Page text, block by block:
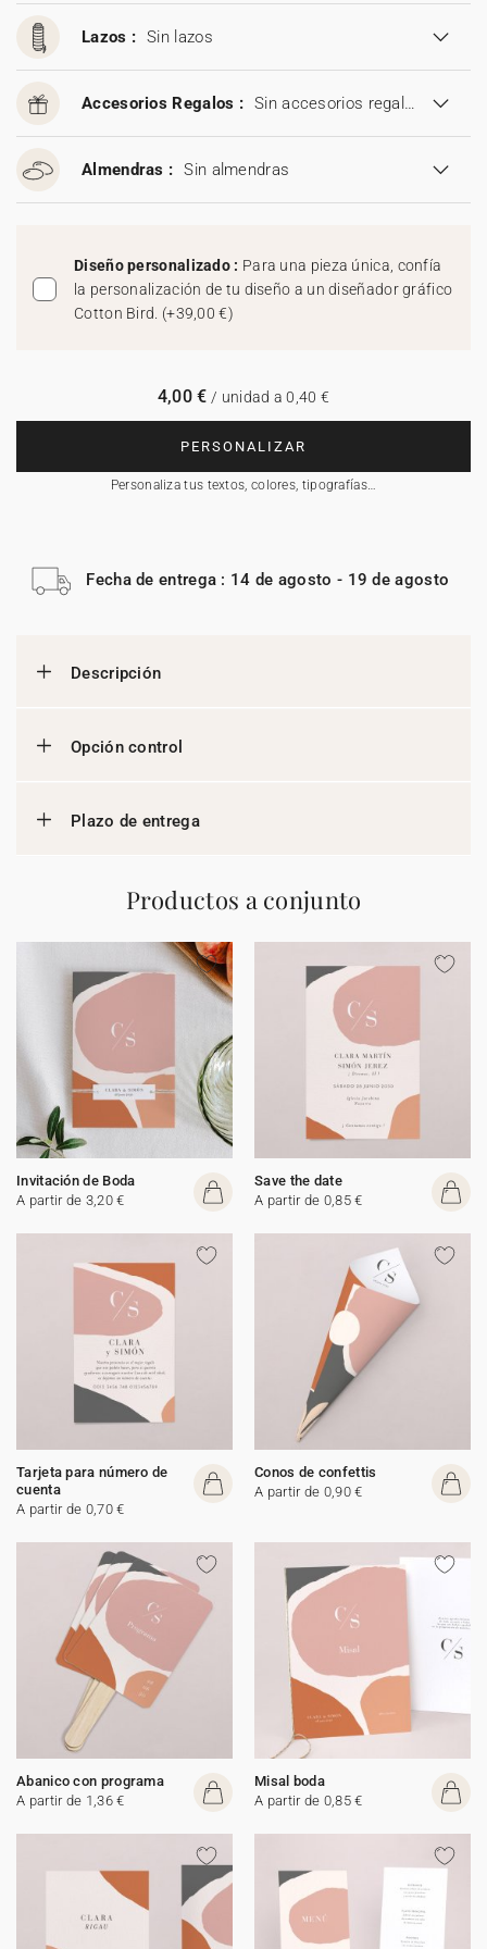
Lazos : Sin lazos
Accesorios Regalos : Sin accesorios regalos
Almendras : Sin almendras
Diseño personalizado : Para una pieza única, confía
la personalización de tu diseño a un diseñador gráfico
Cotton Bird. (+39,00 €)
PERSONALIZAR
Personaliza tus textos, colores, tipografías…
4,00 € / unidad a 0,40 €
Fecha de entrega : 14 de agosto - 19 de agosto
Descripción
Opción control
Plazo de entrega
Productos a conjunto
Invitación de Boda
A partir de 3,20 €
Save the date
A partir de 0,85 €
Tarjeta para número de
cuenta
A partir de 0,70 €
Conos de confettis
A partir de 0,90 €
Abanico con programa
A partir de 1,36 €
Misal boda
A partir de 0,85 €